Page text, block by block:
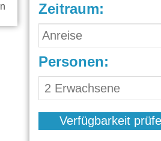
Zeitraum:
Personen:
Verfügbarkeit